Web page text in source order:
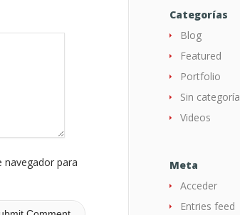
para
Categorías
Blog
Featured
Portfolio
Sin categoría
Videos
Meta
Acceder
Entries feed